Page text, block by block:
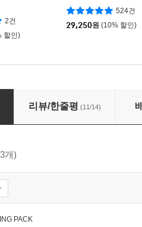
2건
할인)
524건
29,250원 (10% 할인)
PACK
리뷰/한줄평 (11/14)
개)
PACK